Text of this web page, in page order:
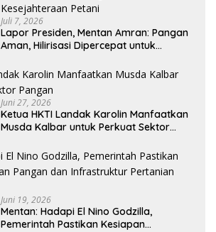
Juli 7, 2026
Lapor Presiden, Mentan Amran: Pangan
Aman, Hilirisasi Dipercepat untuk
Juni 27, 2026
Ketua HKTI Landak Karolin Manfaatkan
Musda Kalbar untuk Perkuat Sektor
Juni 19, 2026
Mentan: Hadapi El Nino Godzilla,
Pemerintah Pastikan Kesiapan